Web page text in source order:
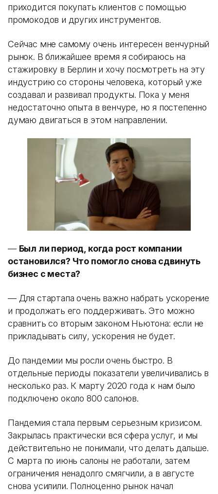
приходится покупать клиентов с помощью
промокодов и других инструментов.
Сейчас мне самому очень интересен венчурный
рынок. В ближайшее время я собираюсь на
стажировку в Берлин и хочу посмотреть на эту
индустрию со стороны человека, который уже
создавал и развивал продукты. Пока у меня
недостаточно опыта в венчуре, но я постепенно
думаю двигаться в этом направлении.
— Был ли период, когда рост компании
остановился? Что помогло снова сдвинуть
бизнес с места?
— Для стартапа очень важно набрать ускорение
и продолжать его поддерживать. Это можно
сравнить со вторым законом Ньютона: если не
прикладывать силу, ускорения не будет.
До пандемии мы росли очень быстро. В
отдельные периоды показатели увеличивались в
несколько раз. К марту 2020 года к нам было
подключено около 800 салонов.
Пандемия стала первым серьезным кризисом.
Закрылась практически вся сфера услуг, и мы
действительно не понимали, что делать дальше.
С марта по июнь салоны не работали, затем
ограничения ненадолго смягчили, а в августе
снова усилили. Полноценно рынок начал